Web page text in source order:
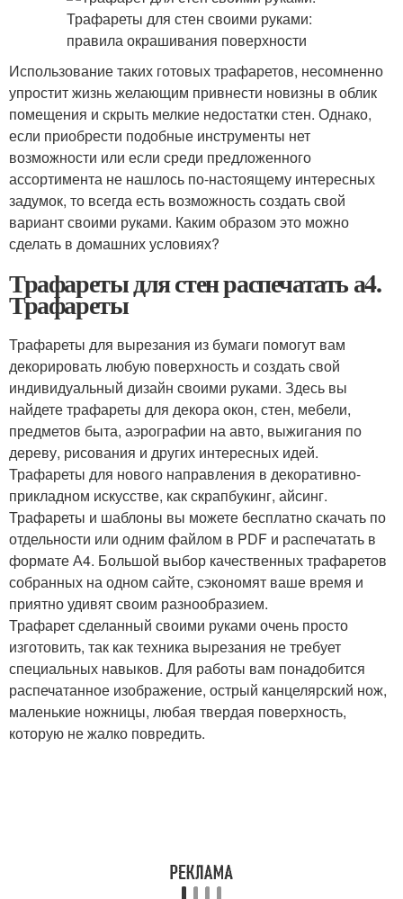
Использование таких готовых трафаретов, несомненно
упростит жизнь желающим привнести новизны в облик
помещения и скрыть мелкие недостатки стен. Однако,
если приобрести подобные инструменты нет
возможности или если среди предложенного
ассортимента не нашлось по-настоящему интересных
задумок, то всегда есть возможность создать свой
вариант своими руками. Каким образом это можно
сделать в домашних условиях?
Трафареты для стен распечатать а4.
Трафареты
Трафареты для вырезания из бумаги помогут вам
декорировать любую поверхность и создать свой
индивидуальный дизайн своими руками. Здесь вы
найдете трафареты для декора окон, стен, мебели,
предметов быта, аэрографии на авто, выжигания по
дереву, рисования и других интересных идей.
Трафареты для нового направления в декоративно-
прикладном искусстве, как скрапбукинг, айсинг.
Трафареты и шаблоны вы можете бесплатно скачать по
отдельности или одним файлом в PDF и распечатать в
формате А4. Большой выбор качественных трафаретов
собранных на одном сайте, сэкономят ваше время и
приятно удивят своим разнообразием.
Трафарет сделанный своими руками очень просто
изготовить, так как техника вырезания не требует
специальных навыков. Для работы вам понадобится
распечатанное изображение, острый канцелярский нож,
маленькие ножницы, любая твердая поверхность,
которую не жалко повредить.